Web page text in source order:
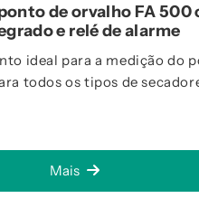
de orvalho FA 500
e relé de alarme
ideal para a medição do
todos os tipos de
Mais